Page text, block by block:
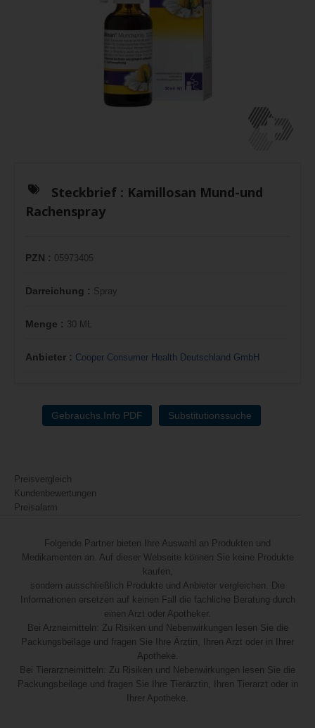
Steckbrief : Kamillosan Mund-und
Rachenspray
PZN : 05973405
Darreichung : Spray
Menge : 30 ML
Anbieter : Cooper Consumer Health Deutschland GmbH
Gebrauchs.Info PDF Substitutionssuche
Preisvergleich
Kundenbewertungen
Preisalarm
Folgende Partner bieten Ihre Auswahl an Produkten und
Medikamenten an. Auf dieser Webseite können Sie keine Produkte
kaufen,
sondern ausschließlich Produkte und Anbieter vergleichen. Die
Informationen ersetzen auf keinen Fall die fachliche Beratung durch
einen Arzt oder Apotheker.
Bei Arzneimitteln: Zu Risiken und Nebenwirkungen lesen Sie die
Packungsbeilage und fragen Sie Ihre Ärztin, Ihren Arzt oder in Ihrer
Apotheke.
Bei Tierarzneimitteln: Zu Risiken und Nebenwirkungen lesen Sie die
Packungsbeilage und fragen Sie Ihre Tierärztin, Ihren Tierarzt oder in
Ihrer Apotheke.